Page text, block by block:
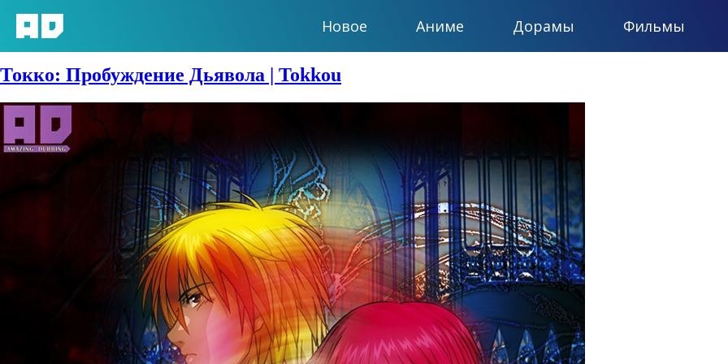
Новое Аниме Дорамы Фильмы
Жанры:
Токко: Пробуждение Дьявола | Tokkou